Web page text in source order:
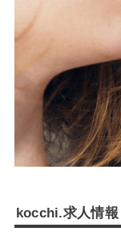
kocchi.求人情報